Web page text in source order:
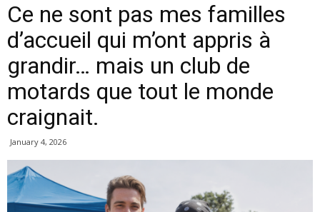
Ce ne sont pas mes familles
d’accueil qui m’ont appris à
grandir… mais un club de
motards que tout le monde
craignait.
January 4, 2026